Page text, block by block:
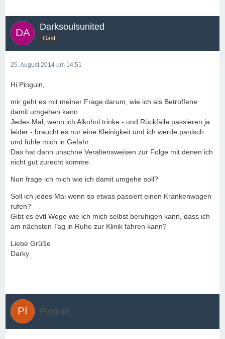
Darksoulsunited
Gast
25. August 2014 um 14:51
Hi Pinguin,
mir geht es mit meiner Frage darum, wie ich als Betroffene
damit umgehen kann.
Jedes Mal, wenn ich Alkohol trinke - und Rückfälle passieren ja
leider - braucht es nur eine Kleinigkeit und ich werde panisch
und fühle mich in Gefahr.
Das hat dann unschne Veraltensweisen zur Folge mit denen ich
nicht gut zurecht komme.
Nun frage ich mich wie ich damit umgehe soll?
Soll ich jedes Mal wenn so etwas passiert einen Krankenwagen
rufen?
Gibt es evtl Wege wie ich mich selbst beruhigen kann, dass ich
am nächsten Tag in Ruhe zur Klinik fahren kann?
Liebe Grüße
Darky
Pinguin